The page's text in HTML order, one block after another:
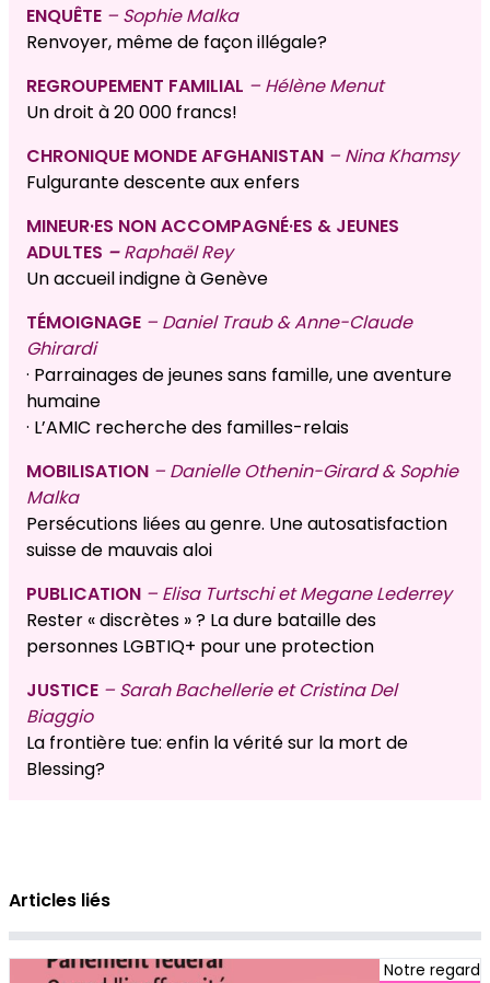
ENQUÊTE – Sophie Malka
Renvoyer, même de façon illégale?
REGROUPEMENT FAMILIAL – Hélène Menut
Un droit à 20 000 francs!
CHRONIQUE MONDE AFGHANISTAN – Nina Khamsy
Fulgurante descente aux enfers
MINEUR·ES NON ACCOMPAGNÉ·ES & JEUNES
ADULTES –Raphaël Rey
Un accueil indigne à Genève
TÉMOIGNAGE – Daniel Traub & Anne-Claude
Ghirardi
· Parrainages de jeunes sans famille, une aventure
humaine
· L’AMIC recherche des familles-relais
MOBILISATION – Danielle Othenin-Girard & Sophie
Malka
Persécutions liées au genre. Une autosatisfaction
suisse de mauvais aloi
PUBLICATION – Elisa Turtschi et Megane Lederrey
Rester « discrètes » ? La dure bataille des
personnes LGBTIQ+ pour une protection
JUSTICE – Sarah Bachellerie et Cristina Del
Biaggio
La frontière tue: enfin la vérité sur la mort de
Blessing?
Articles liés
Notre regard